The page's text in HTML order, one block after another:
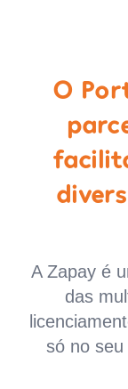
O
A Zapay é
das
só no